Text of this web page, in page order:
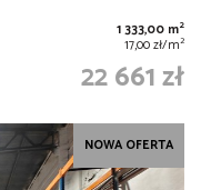
1 333,00 m2
17,00 zł/m2
22 661 zł
NOWA OFERTA